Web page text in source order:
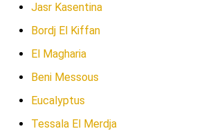
Jasr Kasentina
Bordj El Kiffan
El Magharia
Beni Messous
Eucalyptus
Tessala El Merdja